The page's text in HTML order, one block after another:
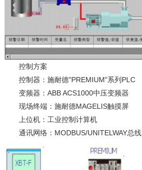
控制方案
控制器：施耐德"PREMIUM"系列PLC
变频器：ABB ACS1000中压变频器
现场终端：施耐德MAGELIS触摸屏
上位机：工业控制计算机
通讯网络：MODBUS/UNITELWAY总线